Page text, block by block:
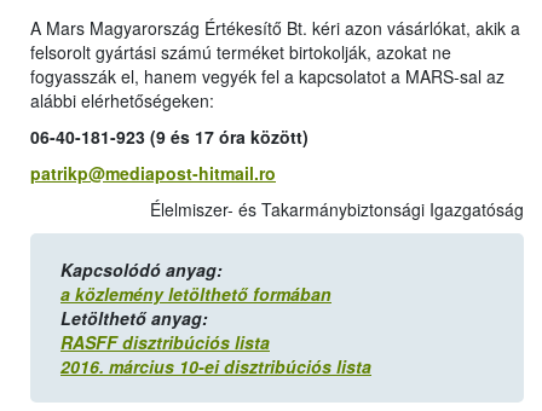
A Mars Magyarország Értékesítő Bt. kéri azon vásárlókat, akik a
felsorolt gyártási számú terméket birtokolják, azokat ne
fogyasszák el, hanem vegyék fel a kapcsolatot a MARS-sal az
alábbi elérhetőségeken:
06-40-181-923 (9 és 17 óra között)
patrikp@mediapost-hitmail.ro
Élelmiszer- és Takarmánybiztonsági Igazgatóság
Kapcsolódó anyag:
a közlemény letölthető formában
Letölthető anyag:
RASFF disztribúciós lista
2016. március 10-ei disztribúciós lista